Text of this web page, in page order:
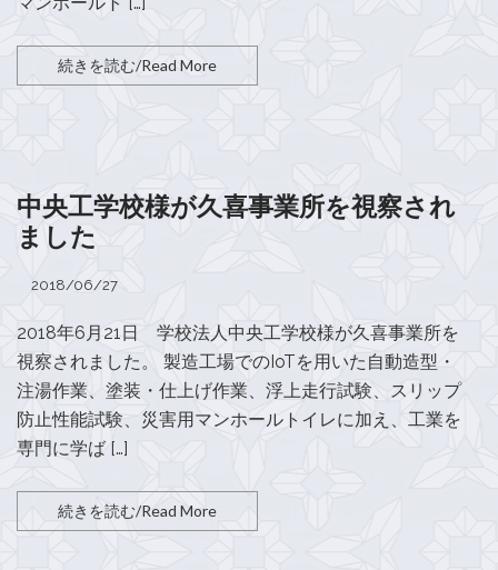
続きを読む/Read More
中央工学校様が久喜事業所を視察され
ました
2018/06/27
2018年6月21日 学校法人中央工学校様が久喜事業所を
視察されました。 製造工場でのIoTを用いた自動造型・
注湯作業、塗装・仕上げ作業、浮上走行試験、スリップ
防止性能試験、災害用マンホールトイレに加え、工業を
専門に学ば […]
続きを読む/Read More